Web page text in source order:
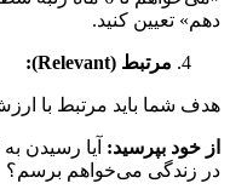
تعیین کنید.
مرتبط (Relevant
):
شما باید مرتبط با ارزش‌ها
بپرسید: آیا رسیدن به
می‌خواهم برسم؟